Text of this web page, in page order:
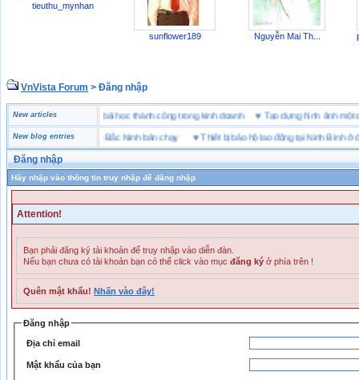
tieuthu_mynhan
sunflower189 Nguyễn Mai Th...
VnVista Forum > Đăng nhập
New articles
biệt” của Microsoft ♥4 bài học thành công trong kinh doanh♥Tạo dựng hình ảnh
New blog entries
hiệu giày bảo hộ tại Bắc Ninh bán chạy♥ Thiết bị bảo hộ lao động tại Ninh Bình ở đâu
Đăng nhập
Hãy nhập vào thông tin truy nhập để đăng nhập
Attention!
Bạn phải đăng ký tài khoản để truy nhập vào diễn đàn.
Nếu bạn chưa có tài khoản bạn có thể click vào mục đăng ký ở phía trên !
Quên mật khẩu! Nhấn vào đây!
Đăng nhập
Địa chỉ email
Mật khẩu của bạn